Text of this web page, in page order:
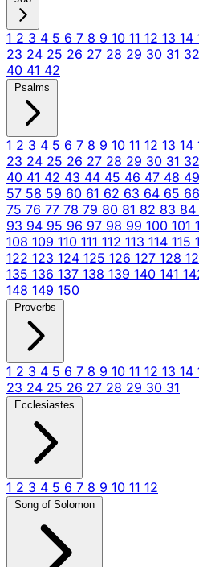
1 2 3 4 5 6 7 8 9 10 11 12 13 14
23 24 25 26 27 28 29 30 31 32
40 41 42
Psalms
1 2 3 4 5 6 7 8 9 10 11 12 13 14
23 24 25 26 27 28 29 30 31 32
40 41 42 43 44 45 46 47 48 49
57 58 59 60 61 62 63 64 65 66
75 76 77 78 79 80 81 82 83 84
93 94 95 96 97 98 99 100 101
108 109 110 111 112 113 114 115
122 123 124 125 126 127 128
135 136 137 138 139 140 141
148 149 150
Proverbs
1 2 3 4 5 6 7 8 9 10 11 12 13 14
23 24 25 26 27 28 29 30 31
Ecclesiastes
1 2 3 4 5 6 7 8 9 10 11 12
Song of Solomon